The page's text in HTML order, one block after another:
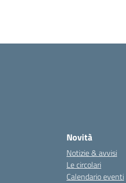
Novità
Notizie & avvisi
Le circolari
Calendario eventi